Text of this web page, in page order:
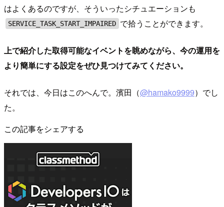
はよくあるのですが、そういったシチュエーションも
SERVICE_TASK_START_IMPAIRED で拾うことができます。
上で紹介した取得可能なイベントを眺めながら、今の運用を
より簡単にする設定をぜひ見つけてみてください。
それでは、今日はこのへんで。濱田（@hamako9999）でし
た。
この記事をシェアする